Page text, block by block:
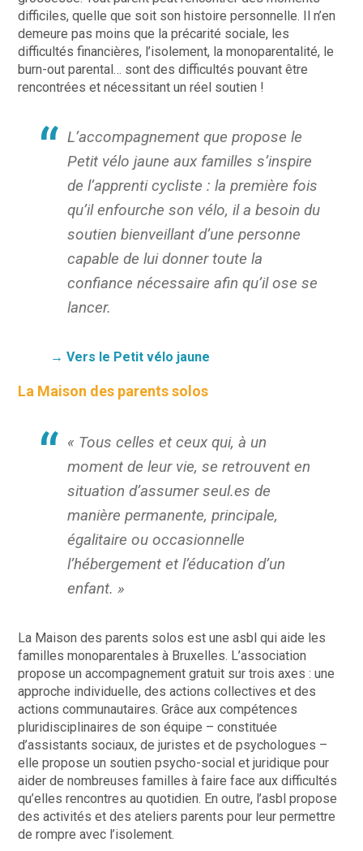
difficiles, quelle que soit son histoire personnelle. Il n’en
demeure pas moins que la précarité sociale, les
difficultés financières, l’isolement, la monoparentalité, le
burn-out parental… sont des difficultés pouvant être
rencontrées et nécessitant un réel soutien !
L’accompagnement que propose le
Petit vélo jaune aux familles s’inspire
de l’apprenti cycliste : la première fois
qu’il enfourche son vélo, il a besoin du
soutien bienveillant d’une personne
capable de lui donner toute la
confiance nécessaire afin qu’il ose se
lancer.
→ Vers le Petit vélo jaune
La Maison des parents solos
« Tous celles et ceux qui, à un
moment de leur vie, se retrouvent en
situation d’assumer seul.es de
manière permanente, principale,
égalitaire ou occasionnelle
l’hébergement et l’éducation d’un
enfant. »
La Maison des parents solos est une asbl qui aide les
familles monoparentales à Bruxelles. L’association
propose un accompagnement gratuit sur trois axes : une
approche individuelle, des actions collectives et des
actions communautaires. Grâce aux compétences
pluridisciplinaires de son équipe – constituée
d’assistants sociaux, de juristes et de psychologues –
elle propose un soutien psycho-social et juridique pour
aider de nombreuses familles à faire face aux difficultés
qu’elles rencontres au quotidien. En outre, l’asbl propose
des activités et des ateliers parents pour leur permettre
de rompre avec l’isolement.